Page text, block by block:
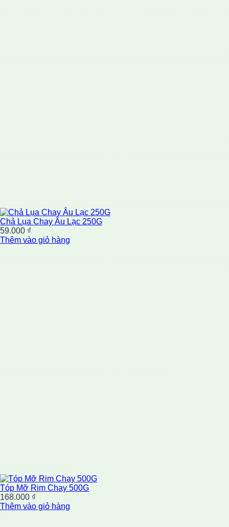
Chả Lụa Chay Âu Lạc 250G
59.000 ₫
Thêm vào giỏ hàng
Tóp Mỡ Rim Chay 500G
168.000 ₫
Thêm vào giỏ hàng